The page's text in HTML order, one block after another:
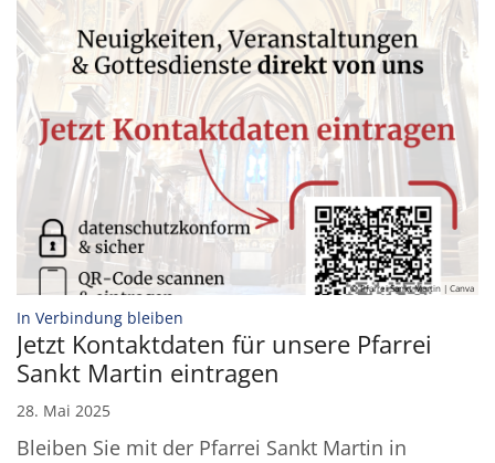
© Pfarrei Sankt Martin | Canva
In Verbindung bleiben
Jetzt Kontaktdaten für unsere Pfarrei
Sankt Martin eintragen
28. Mai 2025
Bleiben Sie mit der Pfarrei Sankt Martin in